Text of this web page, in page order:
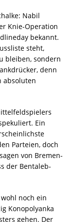
Nabil
Knie-Operation
bekannt.
steht,
bleiben, sondern
denn
absoluten
Ein
Parteien, doch
von Bremen-
der Bentaleb-
noch ein
Konopolyanka
gehen. Der